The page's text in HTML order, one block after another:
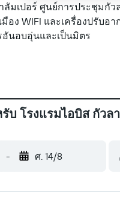
เปอร์ ศูนย์การประชุมกัวล
อง WIFI และเครื่องปรับอ
อันอบอุ่นและเป็นมิตร
บ โรงแรมไอบิส กัวล
- ศ. 14/8